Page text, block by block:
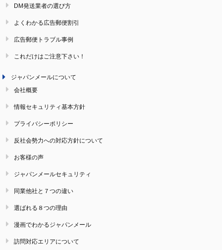
DM発送業者の選び方
よくわかる広告郵便割引
広告郵便トラブル事例
これだけはご注意下さい！
ジャパンメールについて
会社概要
情報セキュリティ基本方針
プライバシーポリシー
反社会勢力への対応方針について
お客様の声
ジャパンメールセキュリティ
同業他社と７つの違い
選ばれる８つの理由
漫画でわかるジャパンメール
訪問対応エリアについて